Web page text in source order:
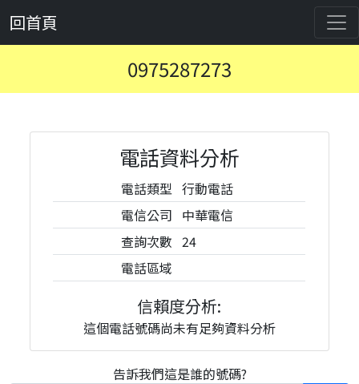
回首頁
0975287273
電話資料分析
電話類型 行動電話
電信公司 中華電信
查詢次數 24
電話區域
信賴度分析:
這個電話號碼尚未有足夠資料分析
告訴我們這是誰的號碼?